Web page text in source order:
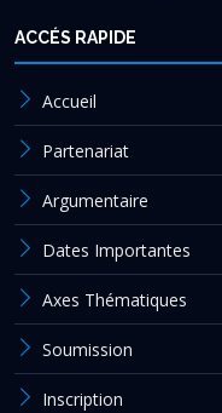
ACCÉS RAPIDE
Accueil
Partenariat
Argumentaire
Dates Importantes
Axes Thématiques
Soumission
Inscription